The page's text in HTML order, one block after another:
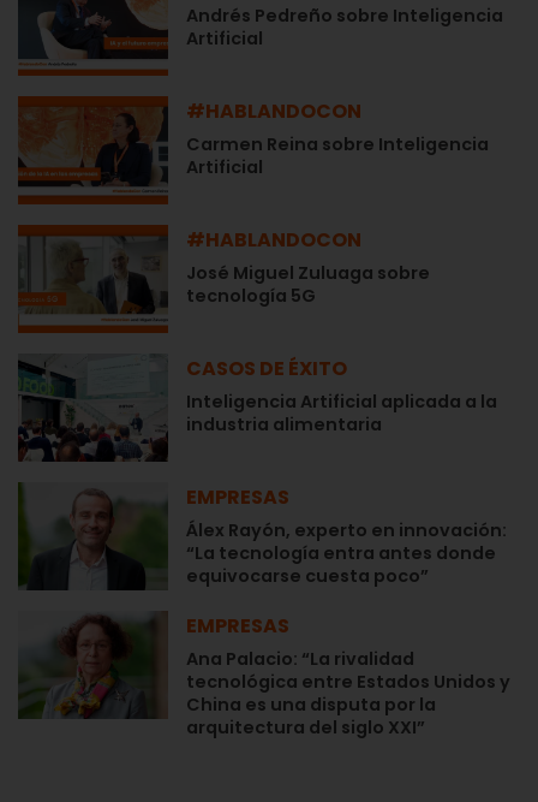
Andrés Pedreño sobre Inteligencia
Artificial
#HABLANDOCON
Carmen Reina sobre Inteligencia
Artificial
#HABLANDOCON
José Miguel Zuluaga sobre
tecnología 5G
CASOS DE ÉXITO
Inteligencia Artificial aplicada a la
industria alimentaria
EMPRESAS
Álex Rayón, experto en innovación:
“La tecnología entra antes donde
equivocarse cuesta poco”
EMPRESAS
Ana Palacio: “La rivalidad
tecnológica entre Estados Unidos y
China es una disputa por la
arquitectura del siglo XXI”